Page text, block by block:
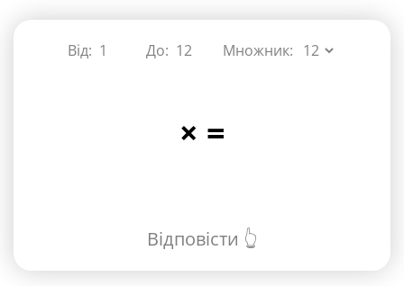
Від: До: Множник:
× =
Відповісти 👆